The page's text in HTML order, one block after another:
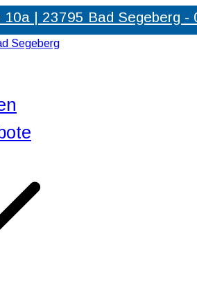
| 23795 Bad Segeberg
und Qualifizierung